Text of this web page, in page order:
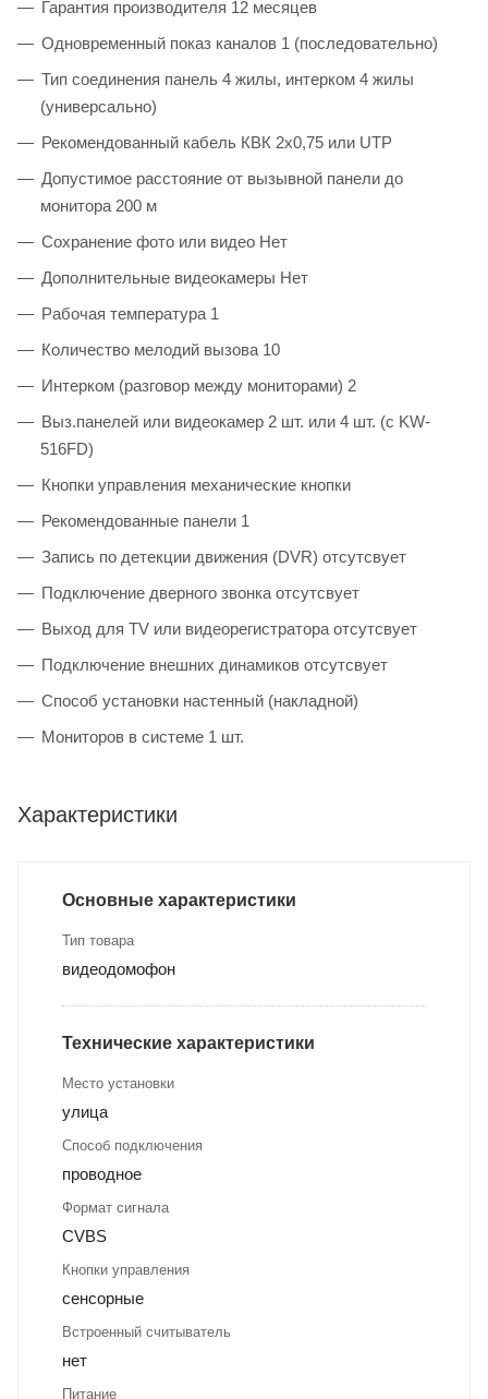
Гарантия производителя 12 месяцев
Одновременный показ каналов 1 (последовательно)
Тип соединения панель 4 жилы, интерком 4 жилы
(универсально)
Рекомендованный кабель КВК 2х0,75 или UTP
Допустимое расстояние от вызывной панели до
монитора 200 м
Сохранение фото или видео Нет
Дополнительные видеокамеры Нет
Рабочая температура 1
Количество мелодий вызова 10
Интерком (разговор между мониторами) 2
Выз.панелей или видеокамер 2 шт. или 4 шт. (с KW-
516FD)
Кнопки управления механические кнопки
Рекомендованные панели 1
Запись по детекции движения (DVR) отсутсвует
Подключение дверного звонка отсутсвует
Выход для TV или видеорегистратора отсутсвует
Подключение внешних динамиков отсутсвует
Способ установки настенный (накладной)
Мониторов в системе 1 шт.
Характеристики
Основные характеристики
Тип товара
видеодомофон
Технические характеристики
Место установки
улица
Способ подключения
проводное
Формат сигнала
CVBS
Кнопки управления
сенсорные
Встроенный считыватель
нет
Питание